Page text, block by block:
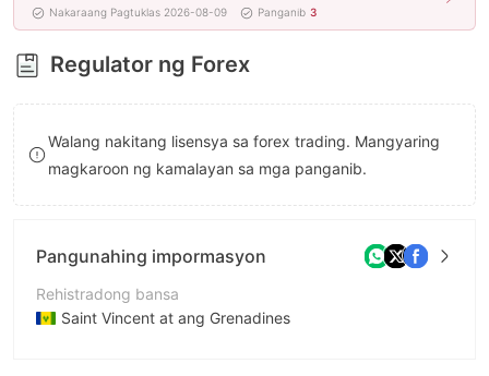
5
6
7
8
9
Nakaraang Pagtuklas 2026-08-09 Panganib 3
Regulator ng Forex
Walang nakitang lisensya sa forex trading. Mangyaring
magkaroon ng kamalayan sa mga panganib.
Pangunahing impormasyon
Rehistradong bansa
Saint Vincent at ang Grenadines